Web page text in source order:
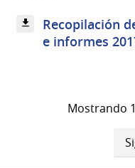
Recopilación
e informes
Mostrando